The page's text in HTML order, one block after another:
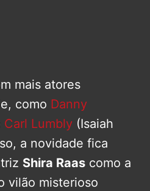
mais atores
como Danny
Carl Lumbly (Isaiah
a novidade fica
Shira Raas como a
vilão misterioso